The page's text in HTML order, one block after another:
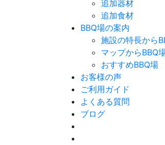
追加器材
追加食材
BBQ場の案内
施設の特長から
マップからBBQ
おすすめBBQ場
お客様の声
ご利用ガイド
よくある質問
ブログ